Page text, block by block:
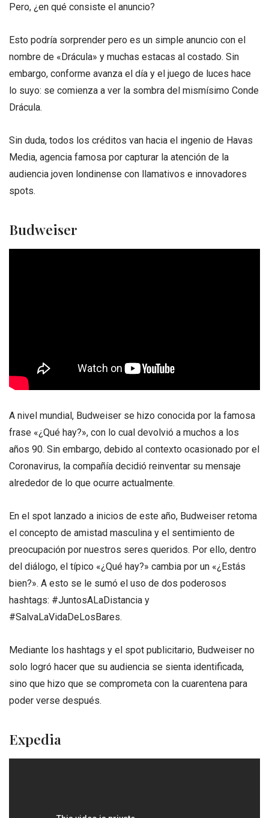
Pero, ¿en qué consiste el anuncio?
Esto podría sorprender pero es un simple anuncio con el
nombre de «Drácula» y muchas estacas al costado. Sin
embargo, conforme avanza el día y el juego de luces hace
lo suyo: se comienza a ver la sombra del mismísimo Conde
Drácula.
Sin duda, todos los créditos van hacia el ingenio de Havas
Media, agencia famosa por capturar la atención de la
audiencia joven londinense con llamativos e innovadores
spots.
Budweiser
A nivel mundial, Budweiser se hizo conocida por la famosa
frase «¿Qué hay?», con lo cual devolvió a muchos a los
años 90. Sin embargo, debido al contexto ocasionado por el
Coronavirus, la compañía decidió reinventar su mensaje
alrededor de lo que ocurre actualmente.
En el spot lanzado a inicios de este año, Budweiser retoma
el concepto de amistad masculina y el sentimiento de
preocupación por nuestros seres queridos. Por ello, dentro
del diálogo, el típico «¿Qué hay?» cambia por un «¿Estás
bien?». A esto se le sumó el uso de dos poderosos
hashtags: #JuntosALaDistancia y
#SalvaLaVidaDeLosBares.
Mediante los hashtags y el spot publicitario, Budweiser no
solo logró hacer que su audiencia se sienta identificada,
sino que hizo que se comprometa con la cuarentena para
poder verse después.
Expedia